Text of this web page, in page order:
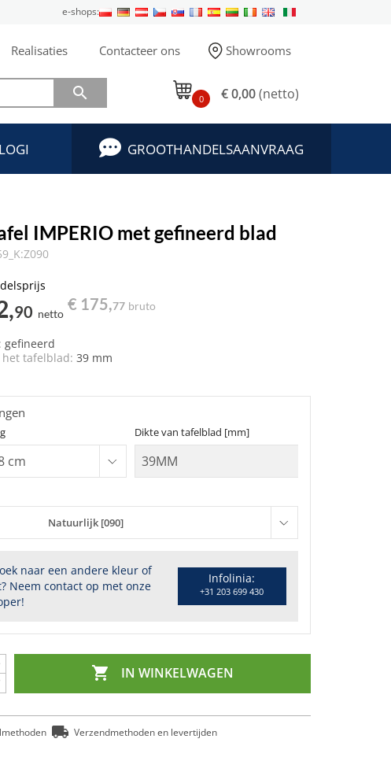
e-shops:
Realisaties Contacteer ons Showrooms
 0 € 0,00(netto)
GROOTHANDELSAANVRAAG
IMPERIO met gefineerd blad
90 netto
€ 175,77 bruto
gefineerd
het tafelblad: 39 mm
Natuurlijk [090]
naar een andere kleur of
Neem contact op met onze
Infolinia:
+31 203 699 430
Dikte van tafelblad [mm]
 IN WINKELWAGEN
Verzendmethoden en levertijden